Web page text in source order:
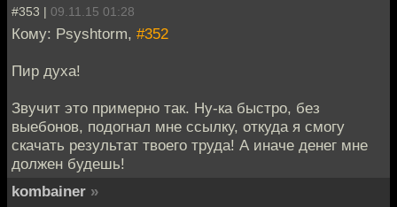
#353 | 09.11.15 01:28
Кому: Psyshtorm, #352
Пир духа!
Звучит это примерно так. Ну-ка быстро, без
выебонов, подогнал мне ссылку, откуда я смогу
скачать результат твоего труда! А иначе денег мне
должен будешь!
kombainer »